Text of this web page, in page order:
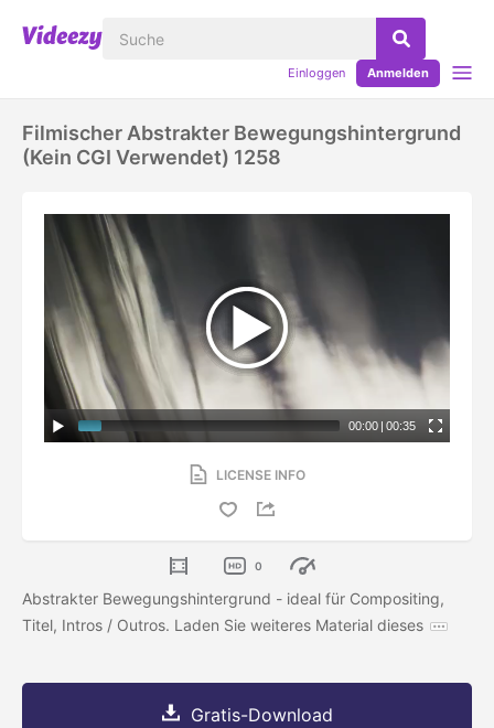
Einloggen Anmelden
Filmischer Abstrakter Bewegungshintergrund
(kein CGI Verwendet) 1258
00:00 | 00:35
LICENSE INFO
0
Abstrakter Bewegungshintergrund - ideal für Compositing,
Titel, Intros / Outros. Laden Sie weiteres Material dieses
Gratis-Download